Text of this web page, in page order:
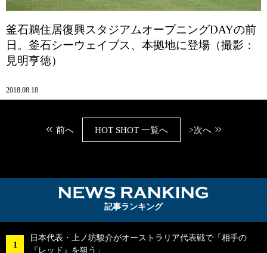
釜石鵜住居復興スタジアムオープニングDAYの前
日。釜石シーウェイブス、本拠地に登場（撮影：
見明亨徳）
2018.08.18
前へ HOT SHOT 一覧へ >次へ
記事ランキング
日本代表・上ノ坊駿介がオーストラリア代表戦で「相手の
『レッド』を狙う」